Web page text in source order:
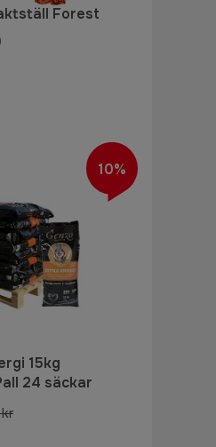
Forest
15kg
24 säckar
10%